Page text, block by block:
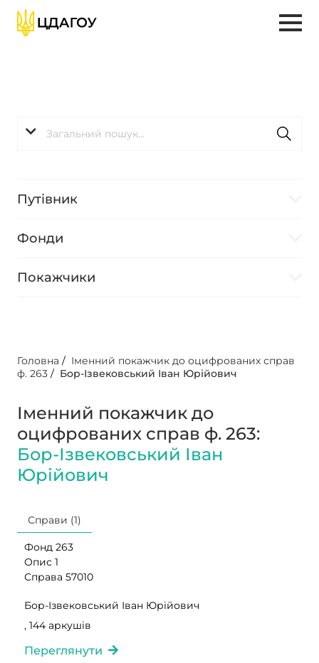
Путівник
Фонди
Покажчики
Головна / Іменний покажчик до оцифрованих справ
ф. 263 / Бор-Ізвековський Іван Юрійович
Іменний покажчик до
оцифрованих справ ф. 263:
Бор-Ізвековський Іван
Юрійович
Справи (1)
Фонд 263
Опис 1
Справа 57010
Бор-Ізвековський Іван Юрійович
, 144 аркушів
Переглянути